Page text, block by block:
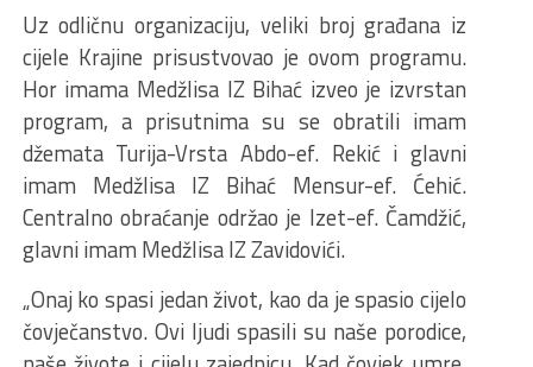
Uz odličnu organizaciju, veliki broj građana iz
cijele Krajine prisustvovao je ovom programu.
Hor imama Medžlisa IZ Bihać izveo je izvrstan
program, a prisutnima su se obratili imam
džemata Turija-Vrsta Abdo-ef. Rekić i glavni
imam Medžlisa IZ Bihać Mensur-ef. Ćehić.
Centralno obraćanje održao je Izet-ef. Čamdžić,
glavni imam Medžlisa IZ Zavidovići.
„Onaj ko spasi jedan život, kao da je spasio cijelo
čovječanstvo. Ovi ljudi spasili su naše porodice,